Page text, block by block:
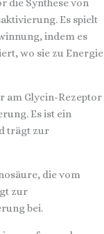
die Synthese von
Es spielt
indem es
wo sie zu Energie
am Glycin-Rezeptor
Es ist ein
trägt zur
die vom
zur
bei.